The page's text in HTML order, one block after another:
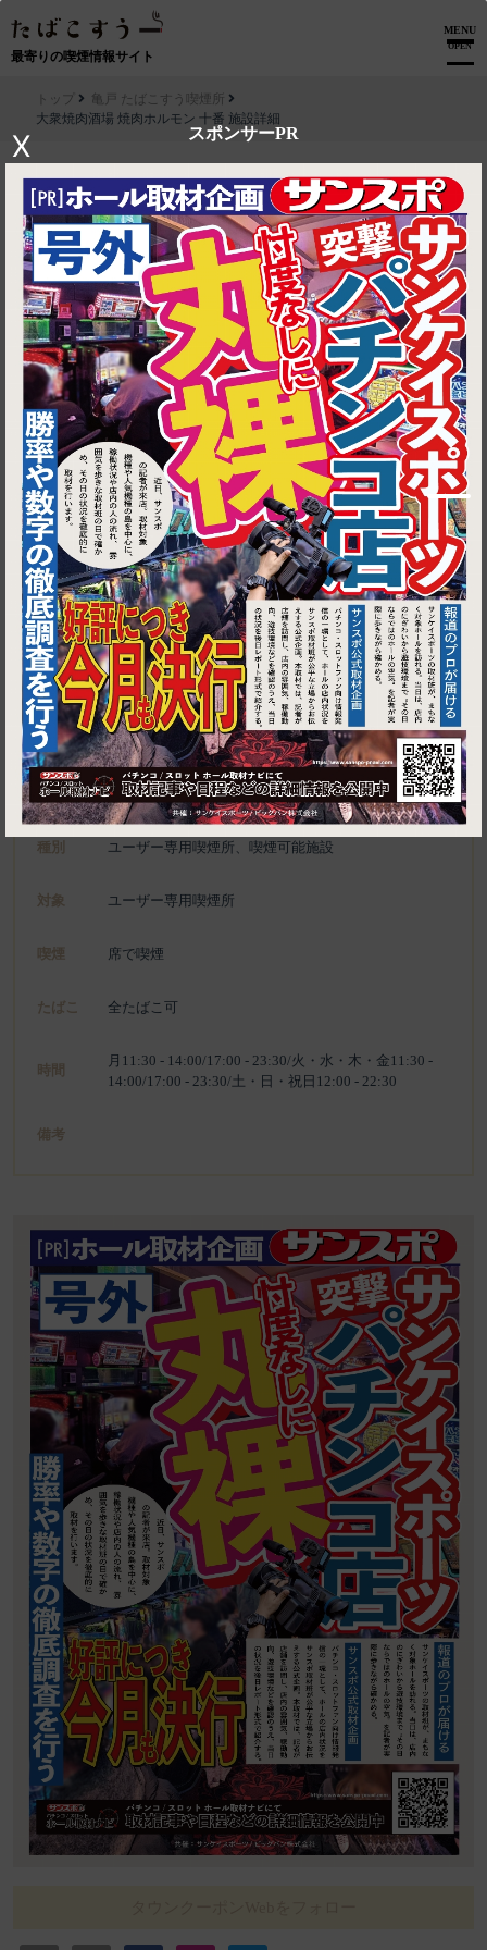
最寄りの喫煙情報サイト
MENU
OPEN
スポンサーPR
X
1
トップ
亀戸 たばこすう喫煙所
大衆焼肉酒場 焼肉ホルモン 十番 施設詳細
▶ ルートを見る
亀戸 たばこすう喫煙所│大衆焼肉酒場 焼肉ホルモン 十番
東京都江東区亀戸6‐58‐2 3F
施設名 大衆焼肉酒場 焼肉ホルモン 十番
電話 070-8425-3415
種別 ユーザー専用喫煙所、喫煙可能施設
対象 ユーザー専用喫煙所
喫煙 席で喫煙
たばこ 全たばこ可
時間
月11:30 - 14:00/17:00 - 23:30/火・水・木・金11:30 -
14:00/17:00 - 23:30/土・日・祝日12:00 - 22:30
備考